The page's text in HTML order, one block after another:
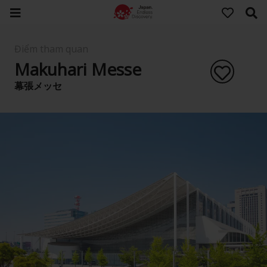
Makuhari Messe
幕張メッセ